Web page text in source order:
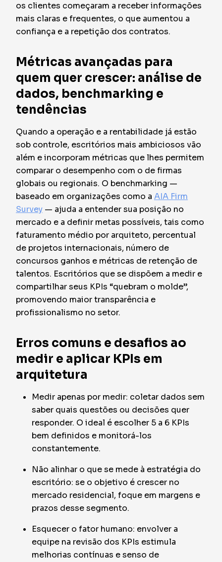
os clientes começaram a receber informações
mais claras e frequentes, o que aumentou a
confiança e a repetição dos contratos.
Métricas avançadas para
quem quer crescer: análise de
dados, benchmarking e
tendências
Quando a operação e a rentabilidade já estão
sob controle, escritórios mais ambiciosos vão
além e incorporam métricas que lhes permitem
comparar o desempenho com o de firmas
globais ou regionais. O benchmarking —
baseado em organizações como a AIA Firm
Survey — ajuda a entender sua posição no
mercado e a definir metas possíveis, tais como
faturamento médio por arquiteto, percentual
de projetos internacionais, número de
concursos ganhos e métricas de retenção de
talentos. Escritórios que se dispõem a medir e
compartilhar seus KPIs “quebram o molde”,
promovendo maior transparência e
profissionalismo no setor.
Erros comuns e desafios ao
medir e aplicar KPIs em
arquitetura
Medir apenas por medir: coletar dados sem
saber quais questões ou decisões quer
responder. O ideal é escolher 5 a 6 KPIs
bem definidos e monitorá-los
constantemente.
Não alinhar o que se mede à estratégia do
escritório: se o objetivo é crescer no
mercado residencial, foque em margens e
prazos desse segmento.
Esquecer o fator humano: envolver a
equipe na revisão dos KPIs estimula
melhorias contínuas e senso de